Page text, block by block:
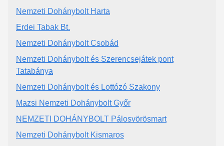
Nemzeti Dohánybolt Harta
Erdei Tabak Bt.
Nemzeti Dohánybolt Csobád
Nemzeti Dohánybolt és Szerencsejátek pont
Tatabánya
Nemzeti Dohánybolt és Lottózó Szakony
Mazsi Nemzeti Dohánybolt Győr
NEMZETI DOHÁNYBOLT Pálosvörösmart
Nemzeti Dohánybolt Kismaros